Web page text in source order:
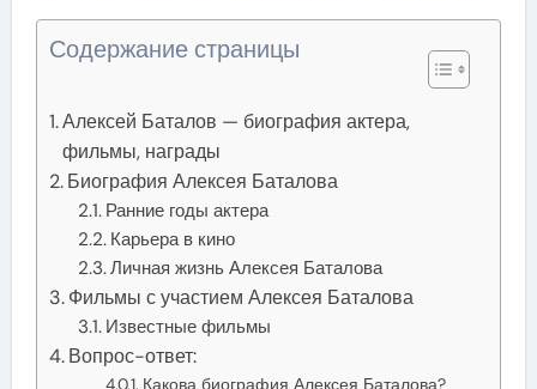
Содержание страницы
Алексей Баталов — биография актера,
фильмы, награды
Биография Алексея Баталова
Ранние годы актера
Карьера в кино
Личная жизнь Алексея Баталова
Фильмы с участием Алексея Баталова
Известные фильмы
Вопрос-ответ:
Какова биография Алексея Баталова?